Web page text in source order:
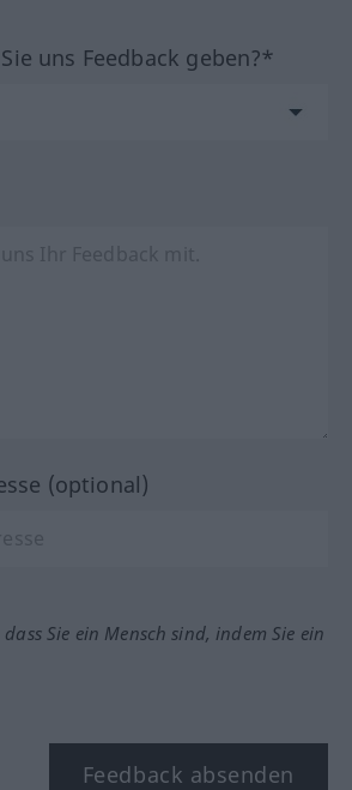
uns Feedback geben?*
(optional)
Sie ein Mensch sind, indem Sie ein
Feedback absenden